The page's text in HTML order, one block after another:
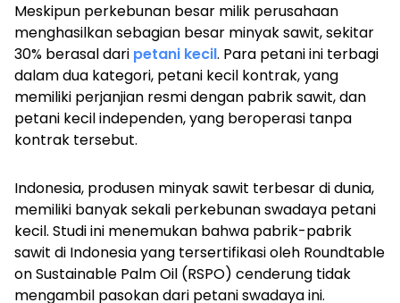
Meskipun perkebunan besar milik perusahaan
menghasilkan sebagian besar minyak sawit, sekitar
30% berasal dari petani kecil. Para petani ini terbagi
dalam dua kategori, petani kecil kontrak, yang
memiliki perjanjian resmi dengan pabrik sawit, dan
petani kecil independen, yang beroperasi tanpa
kontrak tersebut.
Indonesia, produsen minyak sawit terbesar di dunia,
memiliki banyak sekali perkebunan swadaya petani
kecil. Studi ini menemukan bahwa pabrik-pabrik
sawit di Indonesia yang tersertifikasi oleh Roundtable
on Sustainable Palm Oil (RSPO) cenderung tidak
mengambil pasokan dari petani swadaya ini.